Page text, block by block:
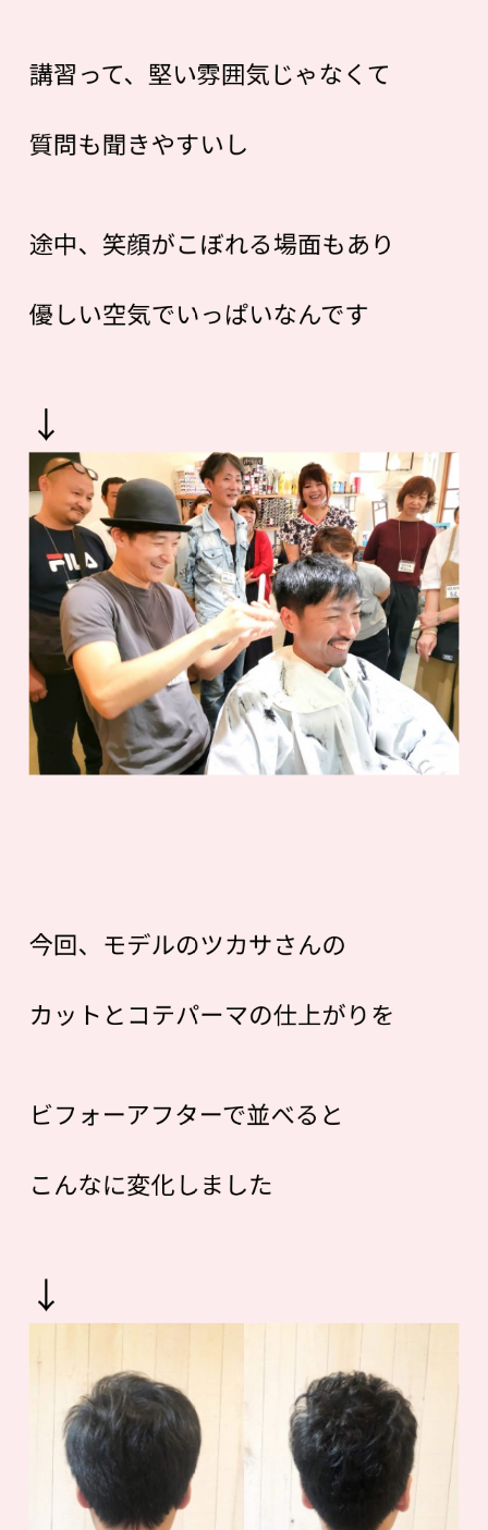
講習って、堅い雰囲気じゃなくて
質問も聞きやすいし
途中、笑顔がこぼれる場面もあり
優しい空気でいっぱいなんです
↓
今回、モデルのツカサさんの
カットとコテパーマの仕上がりを
ビフォーアフターで並べると
こんなに変化しました
↓